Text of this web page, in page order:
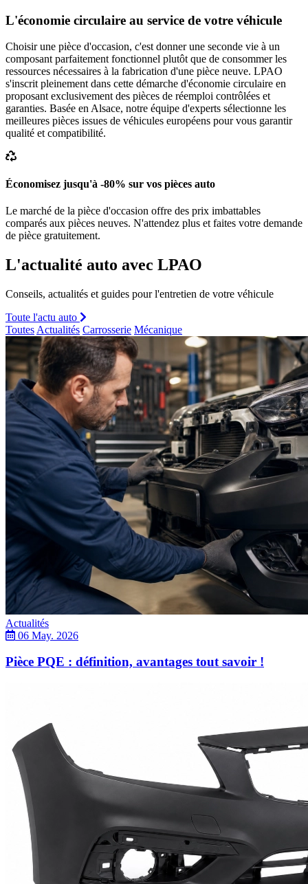
L'économie circulaire au service de votre véhicule
Choisir une pièce d'occasion, c'est donner une seconde vie à un
composant parfaitement fonctionnel plutôt que de consommer les
ressources nécessaires à la fabrication d'une pièce neuve. LPAO
s'inscrit pleinement dans cette démarche d'économie circulaire en
proposant exclusivement des pièces de réemploi contrôlées et
garanties. Basée en Alsace, notre équipe d'experts sélectionne les
meilleures pièces issues de véhicules européens pour vous garantir
qualité et compatibilité.
Économisez jusqu'à -80% sur vos pièces auto
Le marché de la pièce d'occasion offre des prix imbattables
comparés aux pièces neuves. N'attendez plus et faites votre demande
de pièce gratuitement.
L'actualité auto avec LPAO
Conseils, actualités et guides pour l'entretien de votre véhicule
Toute l'actu auto
Toutes Actualités Carrosserie Mécanique
Actualités
06 May. 2026
Pièce PQE : définition, avantages tout savoir !